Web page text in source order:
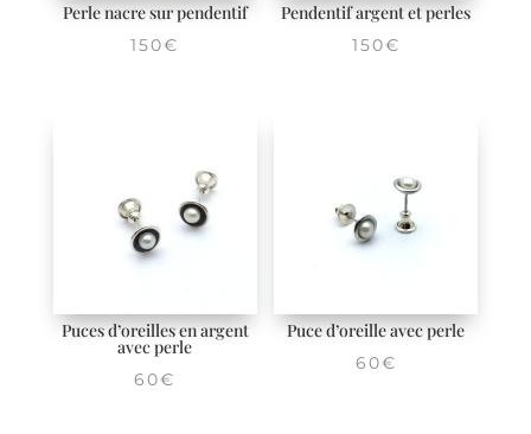
Perle nacre sur pendentif
150€
Pendentif argent et perles
150€
Puces d’oreilles en argent
avec perle
60€
Puce d’oreille avec perle
60€